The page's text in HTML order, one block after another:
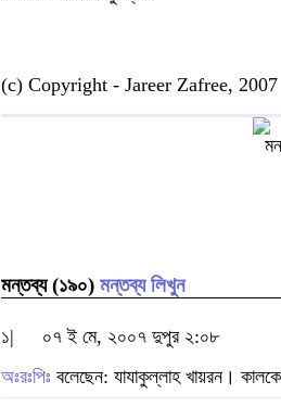
(c) Copyright - Jareer Zafree, 2007
মন্তব্য (১৯০) মন্তব্য লিখুন
১|
০৭ ই মে, ২০০৭ দুপুর ২:০৮
অঃরঃপিঃ বলেছেন: যাযাকুল্লাহ খায়রন। কালকে